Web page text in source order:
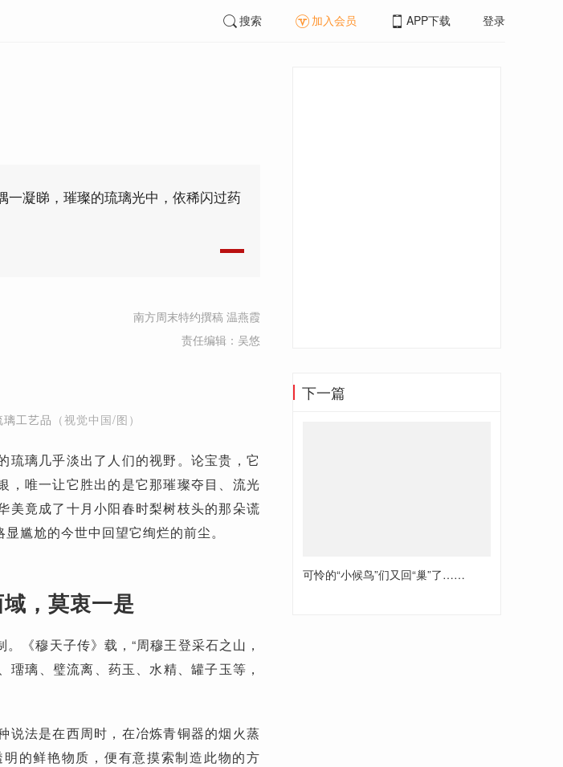
搜索 加入会员 APP下载 登录
凝睇，璀璨的琉璃光中，依稀闪过药
南方周末特约撰稿 温燕霞
责任编辑：吴悠
工艺品 （视觉中国/图）
琉璃几乎淡出了人们的视野。论宝贵，它
，唯一让它胜出的是它那璀璨夺目、流光
美竟成了十月小阳春时梨树枝头的那朵谎
尴尬的今世中回望它绚烂的前尘。
，莫衷一是
《穆天子传》载，“周穆王登采石之山，
璢璃、璧流离、药玉、水精、罐子玉等，
说法是在西周时，在冶炼青铜器的烟火蒸
的鲜艳物质，便有意摸索制造此物的方
下一篇
可怜的“小候鸟”们又回“巢”了……